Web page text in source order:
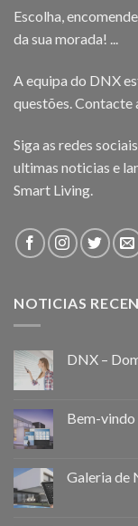
Escolha,
da sua morada! ...
A equipa do DNX
questões. Contacte
Siga as redes
ultimas noticias e
Smart Living.
NOTICIAS
DNX –
Bem-
Galeria de